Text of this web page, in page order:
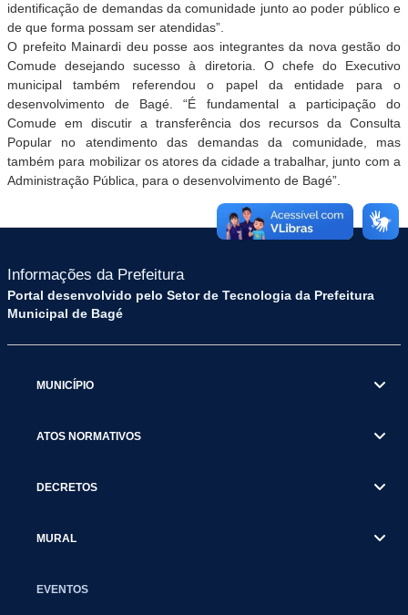
identificação de demandas da comunidade junto ao poder público e
de que forma possam ser atendidas”.
O prefeito Mainardi deu posse aos integrantes da nova gestão do
Comude desejando sucesso à diretoria. O chefe do Executivo
municipal também referendou o papel da entidade para o
desenvolvimento de Bagé. “É fundamental a participação do
Comude em discutir a transferência dos recursos da Consulta
Popular no atendimento das demandas da comunidade, mas
também para mobilizar os atores da cidade a trabalhar, junto com a
Administração Pública, para o desenvolvimento de Bagé”.
Informações da Prefeitura
Portal desenvolvido pelo Setor de Tecnologia da Prefeitura
Municipal de Bagé
MUNICÍPIO
ATOS NORMATIVOS
DECRETOS
MURAL
EVENTOS